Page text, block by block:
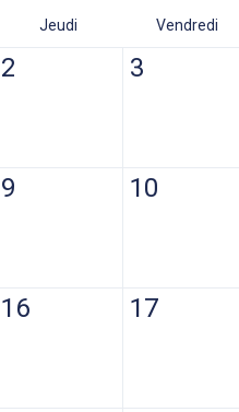
Jeudi Vendredi
2 3
9 10
16 17